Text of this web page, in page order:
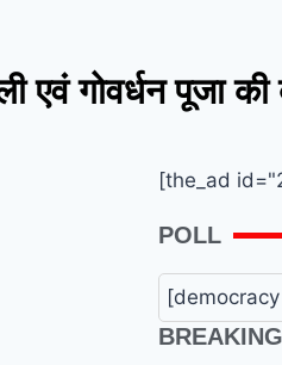
एवं गोवर्धन पूजा की
[the_ad
POLL